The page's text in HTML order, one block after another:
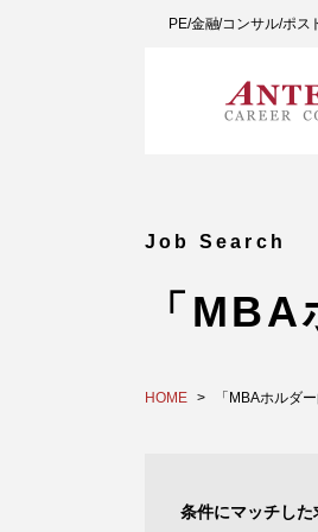
PE/金融/コンサル/ポ
Job Search
「
HOME 「MBAホルダ
条件にマッチした